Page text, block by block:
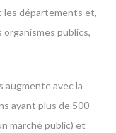
les départements et,
organismes publics,
augmente avec la
ayant plus de 500
marché public) et